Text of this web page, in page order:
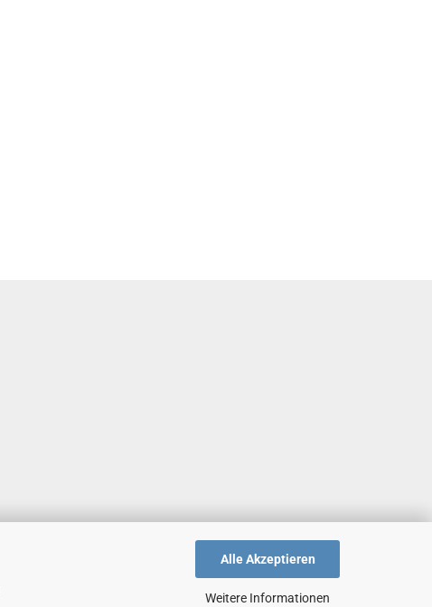
Alle Akzeptieren
Weitere Informationen